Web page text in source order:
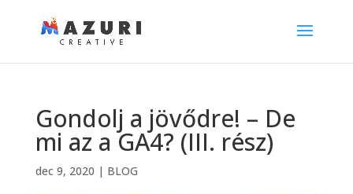
Gondolj a jövődre! – De
mi az a GA4? (III. rész)
dec 9, 2020 | BLOG